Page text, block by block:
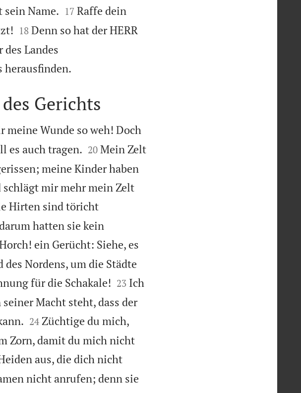
sein Name.
17 Raffe dein

18 Denn so hat der HERR
Landes
herausfinden.
Gerichts
meine Wunde so weh! Doch
es auch tragen.
20 Mein Zelt
meine Kinder haben
schlägt mir mehr mein Zelt
Hirten sind töricht
hatten sie kein
ein Gerücht: Siehe, es
Nordens, um die Städte
für die Schakale!
23 Ich
Macht steht, dass der

24 Züchtige du mich,
Zorn, damit du mich nicht
aus, die dich nicht
nicht anrufen; denn sie